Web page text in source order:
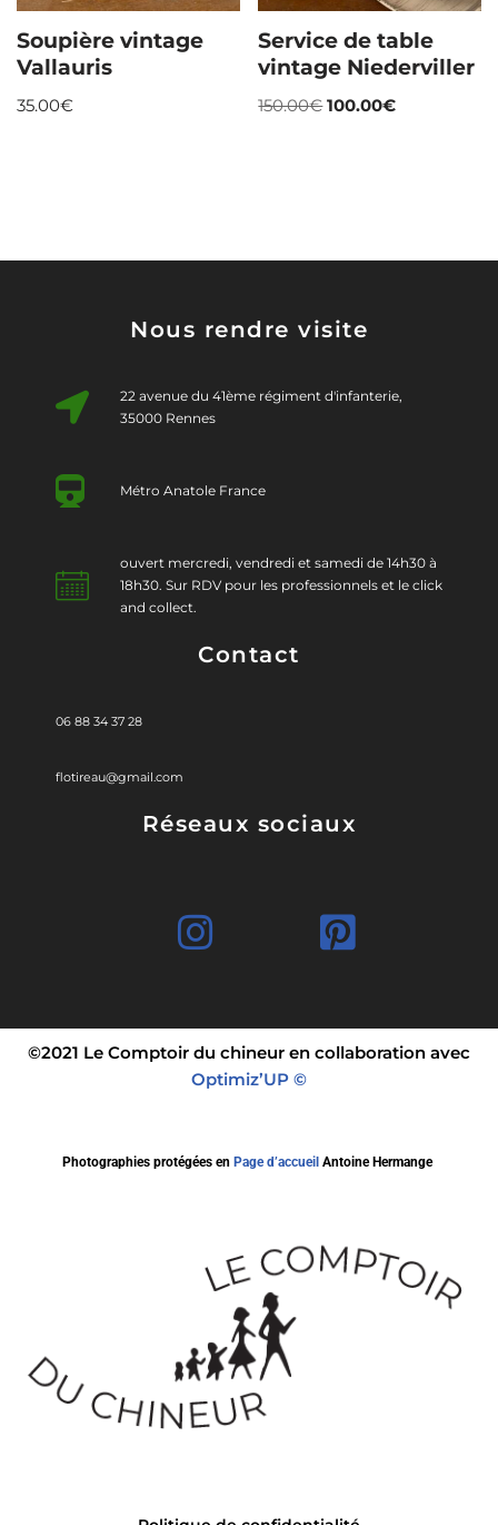
Soupière vintage
Vallauris
35.00€
Service de table
vintage Niederviller
150.00€ 100.00€
Nous rendre visite
22 avenue du 41ème régiment d'infanterie,
35000 Rennes
Métro Anatole France
ouvert mercredi, vendredi et samedi de 14h30 à
18h30. Sur RDV pour les professionnels et le click
and collect.
Contact
06 88 34 37 28
flotireau@gmail.com
Réseaux sociaux
©2021 Le Comptoir du chineur en collaboration avec
Optimiz’UP ©
Photographies protégées en Page d’accueil Antoine Hermange